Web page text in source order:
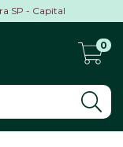
SP - Capital
0